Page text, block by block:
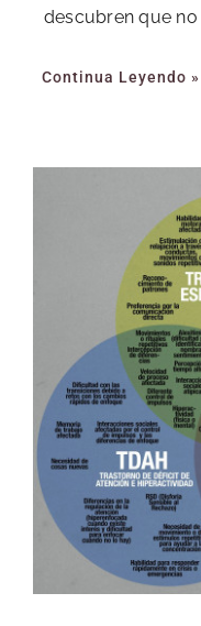
descubren que no
Continua Leyendo »